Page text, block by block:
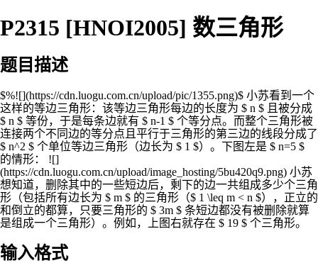
P2315 [HNOI2005] 数三角形
题目描述
$%![](https://cdn.luogu.com.cn/upload/pic/1355.png)$ 小苏看到一个
这样的等边三角形：该等边三角形每边的长度为 $ n $ 且被分成
$ n $ 等份，于是每条边就有 $ n-1 $ 个等分点。而整个三角形被
连接两个不同边的等分点且平行于三角形的第三边的线段分成了
$ n^2 $ 个单位等边三角形（边长为 $ 1 $）。下图左是 $ n=5 $
的情形： ![]
(https://cdn.luogu.com.cn/upload/image_hosting/5bu420q9.png) 小苏
想知道，删除其中的一些短边后，剩下的边一共组成多少个三角
形（包括所有边长为 $ m $ 的三角形（$ 1 \leq m < n $），正立的
和倒立的都算，只要三角形的 $ 3m $ 条短边都没有被删除就算
是组成一个三角形）。例如，上图右就存在 $ 19 $ 个三角形。
输入格式